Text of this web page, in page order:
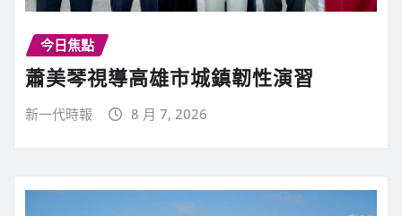
今日焦點
蕭美琴視導高雄市城鎮韌性演習
新一代時報 8 月 7, 2026